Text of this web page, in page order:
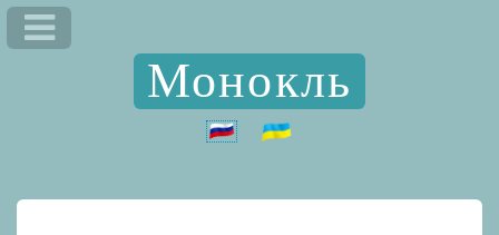
Монокль